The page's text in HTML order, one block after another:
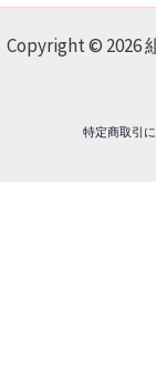
Copyright © 2026
特定商取引